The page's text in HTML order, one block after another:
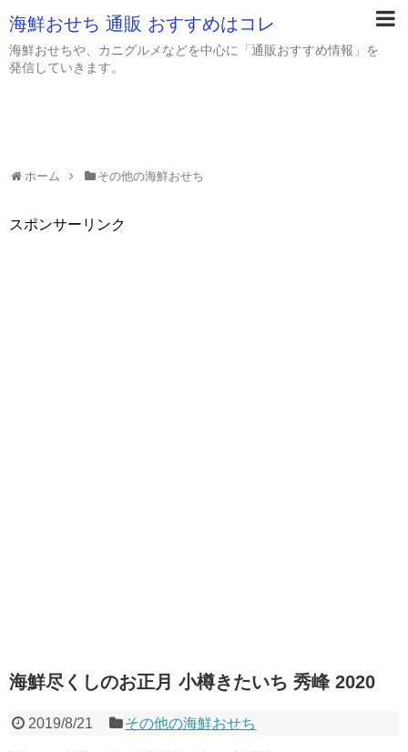
海鮮おせち 通販 おすすめはコレ
海鮮おせちや、カニグルメなどを中心に「通販おすすめ情報」を
発信していきます。
ホーム その他の海鮮おせち
スポンサーリンク
海鮮尽くしのお正月 小樽きたいち 秀峰 2020
2019/8/21 その他の海鮮おせち